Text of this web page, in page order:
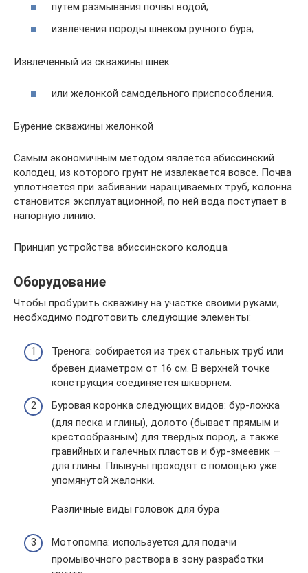
путем размывания почвы водой;
извлечения породы шнеком ручного бура;
Извлеченный из скважины шнек
или желонкой самодельного приспособления.
Бурение скважины желонкой
Самым экономичным методом является абиссинский
колодец, из которого грунт не извлекается вовсе. Почва
уплотняется при забивании наращиваемых труб, колонна
становится эксплуатационной, по ней вода поступает в
напорную линию.
Принцип устройства абиссинского колодца
Оборудование
Чтобы пробурить скважину на участке своими руками,
необходимо подготовить следующие элементы:
Тренога: собирается из трех стальных труб или
бревен диаметром от 16 см. В верхней точке
конструкция соединяется шкворнем.
Буровая коронка следующих видов: бур-ложка
(для песка и глины), долото (бывает прямым и
крестообразным) для твердых пород, а также
гравийных и галечных пластов и бур-змеевик —
для глины. Плывуны проходят с помощью уже
упомянутой желонки.
Различные виды головок для бура
Мотопомпа: используется для подачи
промывочного раствора в зону разработки